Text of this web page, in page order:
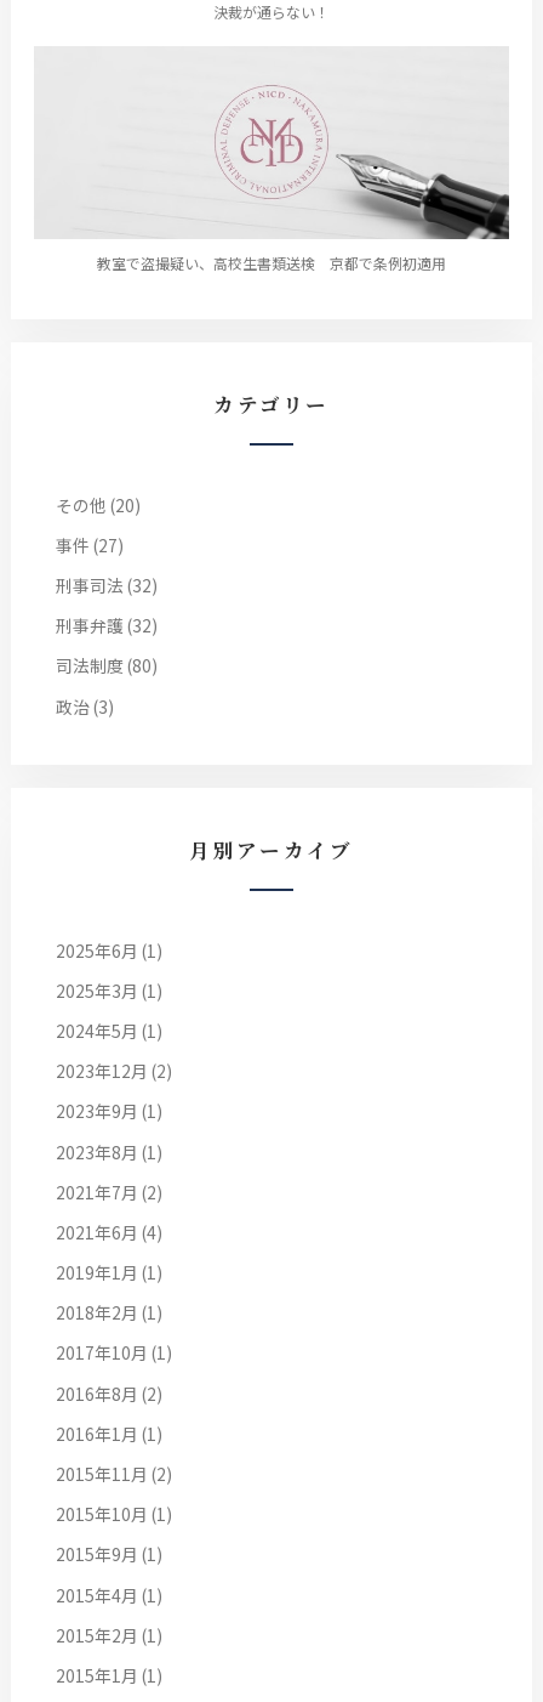
決裁が通らない！
教室で盗撮疑い、高校生書類送検 京都で条例初適用
カテゴリー
その他 (20)
事件 (27)
刑事司法 (32)
刑事弁護 (32)
司法制度(80)
政治(3)
月別アーカイブ
2025年6月 (1)
2025年3月 (1)
2024年5月 (1)
2023年12月 (2)
2023年9月 (1)
2023年8月 (1)
2021年7月 (2)
2021年6月 (4)
2019年1月 (1)
2018年2月 (1)
2017年10月 (1)
2016年8月 (2)
2016年1月 (1)
2015年11月 (2)
2015年10月 (1)
2015年9月 (1)
2015年4月 (1)
2015年2月 (1)
2015年1月 (1)